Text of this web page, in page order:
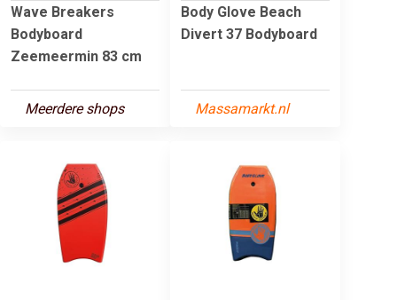
Wave Breakers
Bodyboard
Zeemeermin 83 cm
Meerdere shops
Body Glove Beach
Divert 37 Bodyboard
Massamarkt.nl